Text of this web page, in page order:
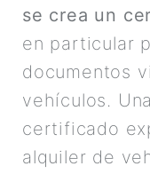
se crea un
en particular
documentos
vehículos.
certificado
alquiler de